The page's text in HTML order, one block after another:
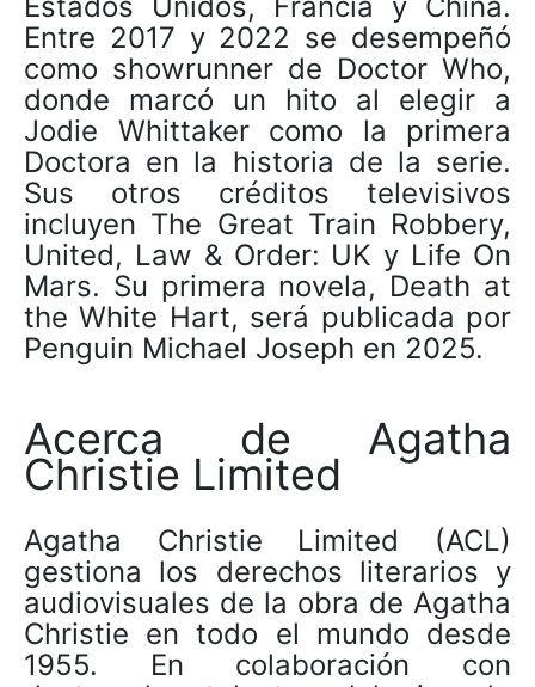
Entre 2017 y 2022 se desempeñó
como showrunner de Doctor Who,
donde marcó un hito al elegir a
Jodie Whittaker como la primera
Doctora en la historia de la serie.
Sus otros créditos televisivos
incluyen The Great Train Robbery,
United, Law & Order: UK y Life On
Mars. Su primera novela, Death at
the White Hart, será publicada por
Penguin Michael Joseph en 2025.
Acerca de Agatha
Christie Limited
Agatha Christie Limited (ACL)
gestiona los derechos literarios y
audiovisuales de la obra de Agatha
Christie en todo el mundo desde
1955. En colaboración con